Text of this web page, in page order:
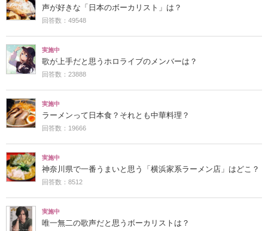
声が好きな「日本のボーカリスト」は？
回答数：49548
実施中
歌が上手だと思うホロライブのメンバーは？
回答数：23888
実施中
ラーメンって日本食？それとも中華料理？
回答数：19666
実施中
神奈川県で一番うまいと思う「横浜家系ラーメン店」はどこ？
回答数：8512
実施中
唯一無二の歌声だと思うボーカリストは？